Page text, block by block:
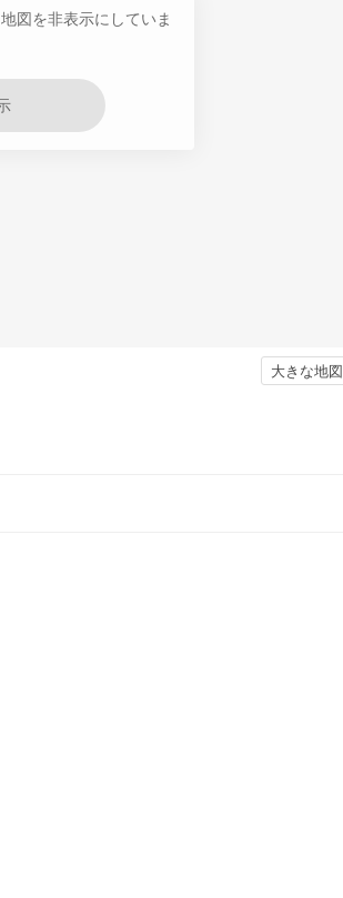
図を非表示にしていま
大きな地図